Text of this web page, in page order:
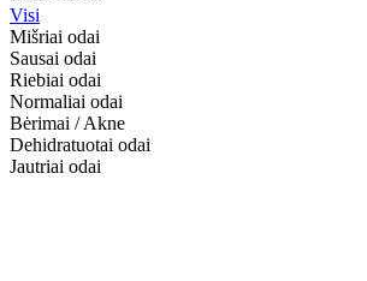
Visi
Mišriai odai
Sausai odai
Riebiai odai
Normaliai odai
Bėrimai / Akne
Dehidratuotai odai
Jautriai odai